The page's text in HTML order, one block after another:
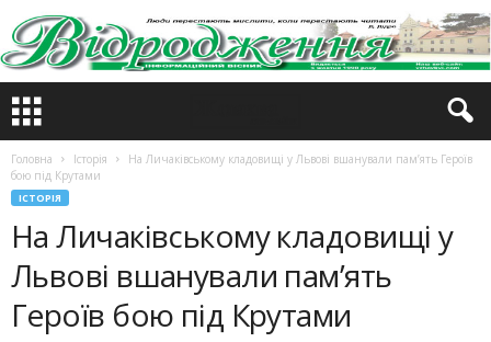
Головна Історія
На Личаківському кладовищі у Львові вшанували пам’ять Героїв
бою під Крутами
ІСТОРІЯ
На Личаківському кладовищі у
Львові вшанували пам’ять
Героїв бою під Крутами